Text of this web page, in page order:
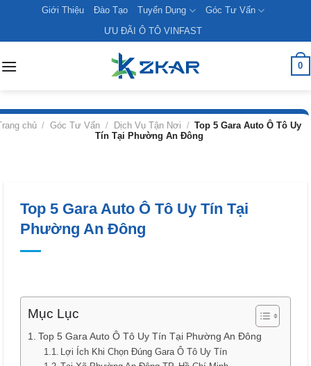
content
Giới Thiệu Đào Tạo Tuyển Dụng
Góc Tư Vấn
ƯU ĐÃI Ô TÔ VINFAST
0
chủ / Góc Tư Vấn / Dịch Vụ Tận Nơi / Top 5 Gara Auto Ô Tô Uy
Tín Tại Phường An Đông
Top 5 Gara Auto Ô Tô Uy Tín Tại
Phường An Đông
Mục Lục
Top 5 Gara Auto Ô Tô Uy Tín Tại Phường An Đông
Lợi Ích Khi Chọn Đúng Gara Ô Tô Uy Tín